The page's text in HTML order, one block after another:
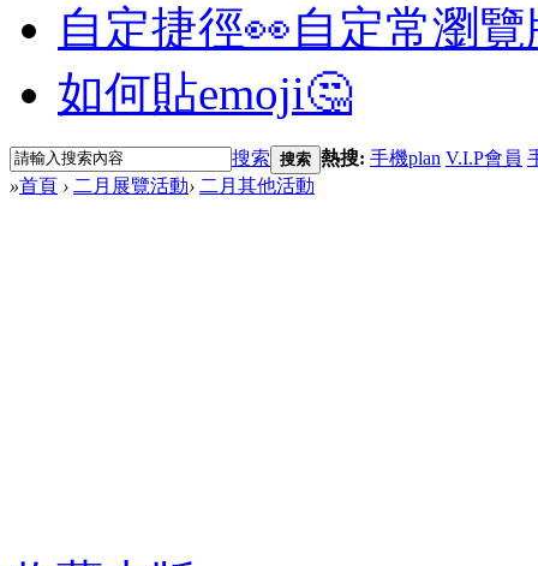
自定捷徑👀自定常瀏
如何貼emoji🤔
搜索 搜索 熱搜: 手機plan V.I.P會員
»首頁 › 二月展覽活動› 二月其他活動